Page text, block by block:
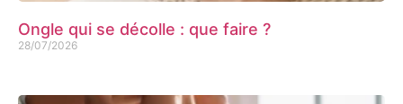
Ongle qui se décolle : que faire ?
28/07/2026